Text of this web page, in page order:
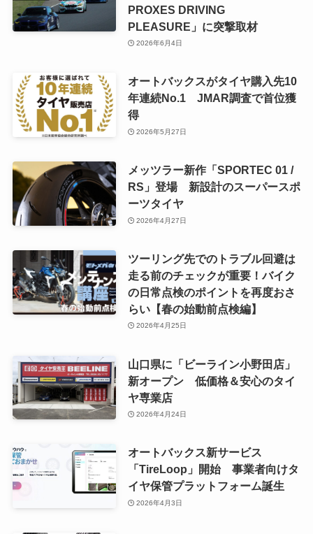
PROXES DRIVING
PLEASURE」に突撃取材
2026年6月4日
オートバックスがタイヤ購入先10
年連続No.1 JMAR調査で首位獲
得
2026年5月27日
メッツラー新作「SPORTEC 01 /
RS」登場 新設計のスーパースポ
ーツタイヤ
2026年4月27日
ツーリング先でのトラブル回避は
走る前のチェックが重要！バイク
の日常点検のポイントを再度おさ
らい【春の始動前点検編】
2026年4月25日
山口県に「ビーライン小野田店」
新オープン 低価格＆安心のタイ
ヤ専業店
2026年4月24日
オートバックス新サービス
「TireLoop」開始 事業者向けタ
イヤ保管プラットフォーム誕生
2026年4月3日